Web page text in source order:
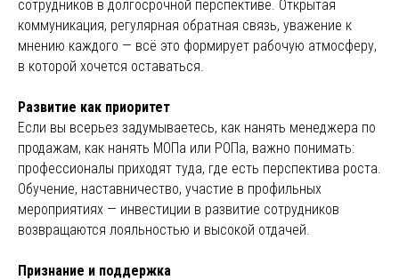
сотрудников в долгосрочной перспективе. Открытая
коммуникация, регулярная обратная связь, уважение к
мнению каждого — всё это формирует рабочую атмосферу,
в которой хочется оставаться.
Развитие как приоритет
Если вы всерьез задумываетесь, как нанять менеджера по
продажам, как нанять МОПа или РОПа, важно понимать:
профессионалы приходят туда, где есть перспектива роста.
Обучение, наставничество, участие в профильных
мероприятиях — инвестиции в развитие сотрудников
возвращаются лояльностью и высокой отдачей.
Признание и поддержка